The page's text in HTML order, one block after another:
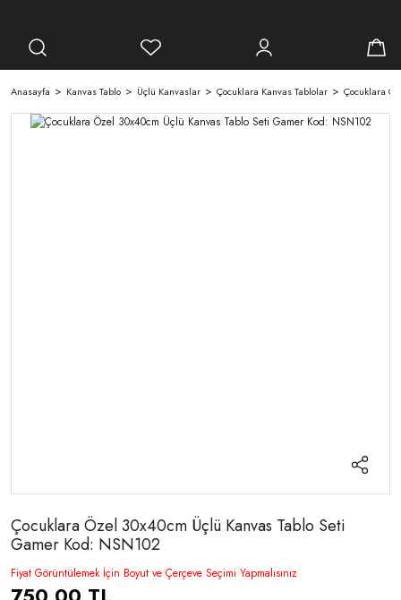
Anasayfa Kanvas Tablo Üçlü Kanvaslar Çocuklara Kanvas Tablolar Çocuklara
Çocuklara Özel 30x40cm Üçlü Kanvas Tablo Seti
Gamer Kod: NSN102
Fiyat Görüntülemek İçin Boyut ve Çerçeve Seçimi Yapmalısınız